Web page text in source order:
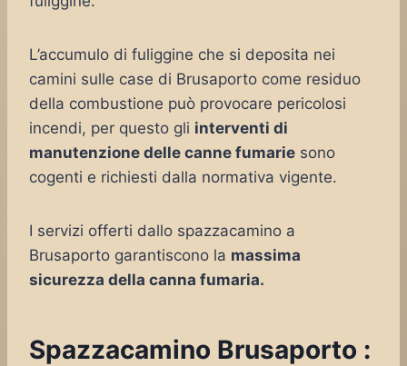
L’accumulo di fuliggine che si deposita nei
camini sulle case di Brusaporto come residuo
della combustione può provocare pericolosi
incendi, per questo gli interventi di
manutenzione delle canne fumarie sono
cogenti e richiesti dalla normativa vigente.
I servizi offerti dallo spazzacamino a
Brusaporto garantiscono la massima
sicurezza della canna fumaria.
Spazzacamino Brusaporto :